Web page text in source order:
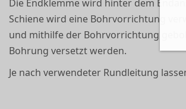
Die Endklemme wird hinter dem
Schiene wird eine Bohrvorrichtung
und mithilfe der Bohrvorrichtung
Bohrung versetzt werden.
Je nach verwendeter Rundleitung